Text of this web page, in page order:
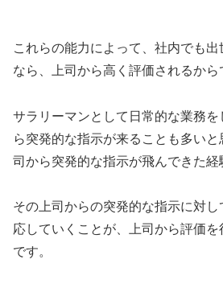
これらの能力によって、社内でも
なら、上司から高く評価されるから
サラリーマンとして日常的な業務
ら突発的な指示が来ることも多い
司から突発的な指示が飛んできた経
その上司からの突発的な指示に対
応していくことが、上司から評価
です。